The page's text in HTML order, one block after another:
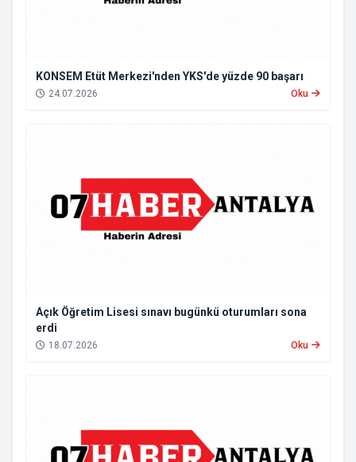
KONSEM Etüt Merkezi'nden YKS'de yüzde 90 başarı
24.07.2026 Oku
Açık Öğretim Lisesi sınavı bugünkü oturumları sona
erdi
18.07.2026 Oku